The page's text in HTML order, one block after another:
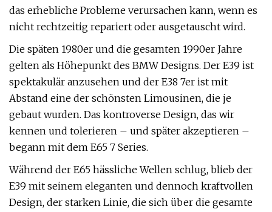
das erhebliche Probleme verursachen kann, wenn es
nicht rechtzeitig repariert oder ausgetauscht wird.
Die späten 1980er und die gesamten 1990er Jahre
gelten als Höhepunkt des BMW Designs. Der E39 ist
spektakulär anzusehen und der E38 7er ist mit
Abstand eine der schönsten Limousinen, die je
gebaut wurden. Das kontroverse Design, das wir
kennen und tolerieren – und später akzeptieren –
begann mit dem E65 7 Series.
Während der E65 hässliche Wellen schlug, blieb der
E39 mit seinem eleganten und dennoch kraftvollen
Design, der starken Linie, die sich über die gesamte